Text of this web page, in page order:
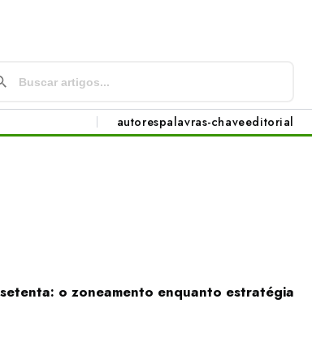
autorespalavras-chaveeditorial
o zoneamento enquanto estratégia